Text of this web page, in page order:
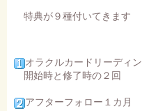
特典が９種付いてきます
オラクルカードリーディ
開始時と修了時の２回
アフターフォロー１カ月